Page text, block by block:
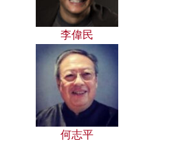
李偉民
何志平